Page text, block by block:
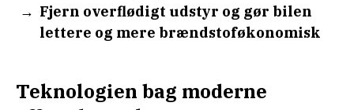
Fjern overflødigt udstyr og gør bilen
lettere og mere brændstoføkonomisk
Teknologien bag moderne